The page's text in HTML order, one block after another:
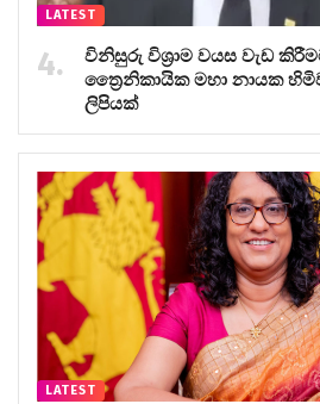
LATEST
විනිසුරු විශ්‍රාම වයස වැඩ
ත්‍රෛනිකායික මහා නායක
ලිපියක්
LATEST